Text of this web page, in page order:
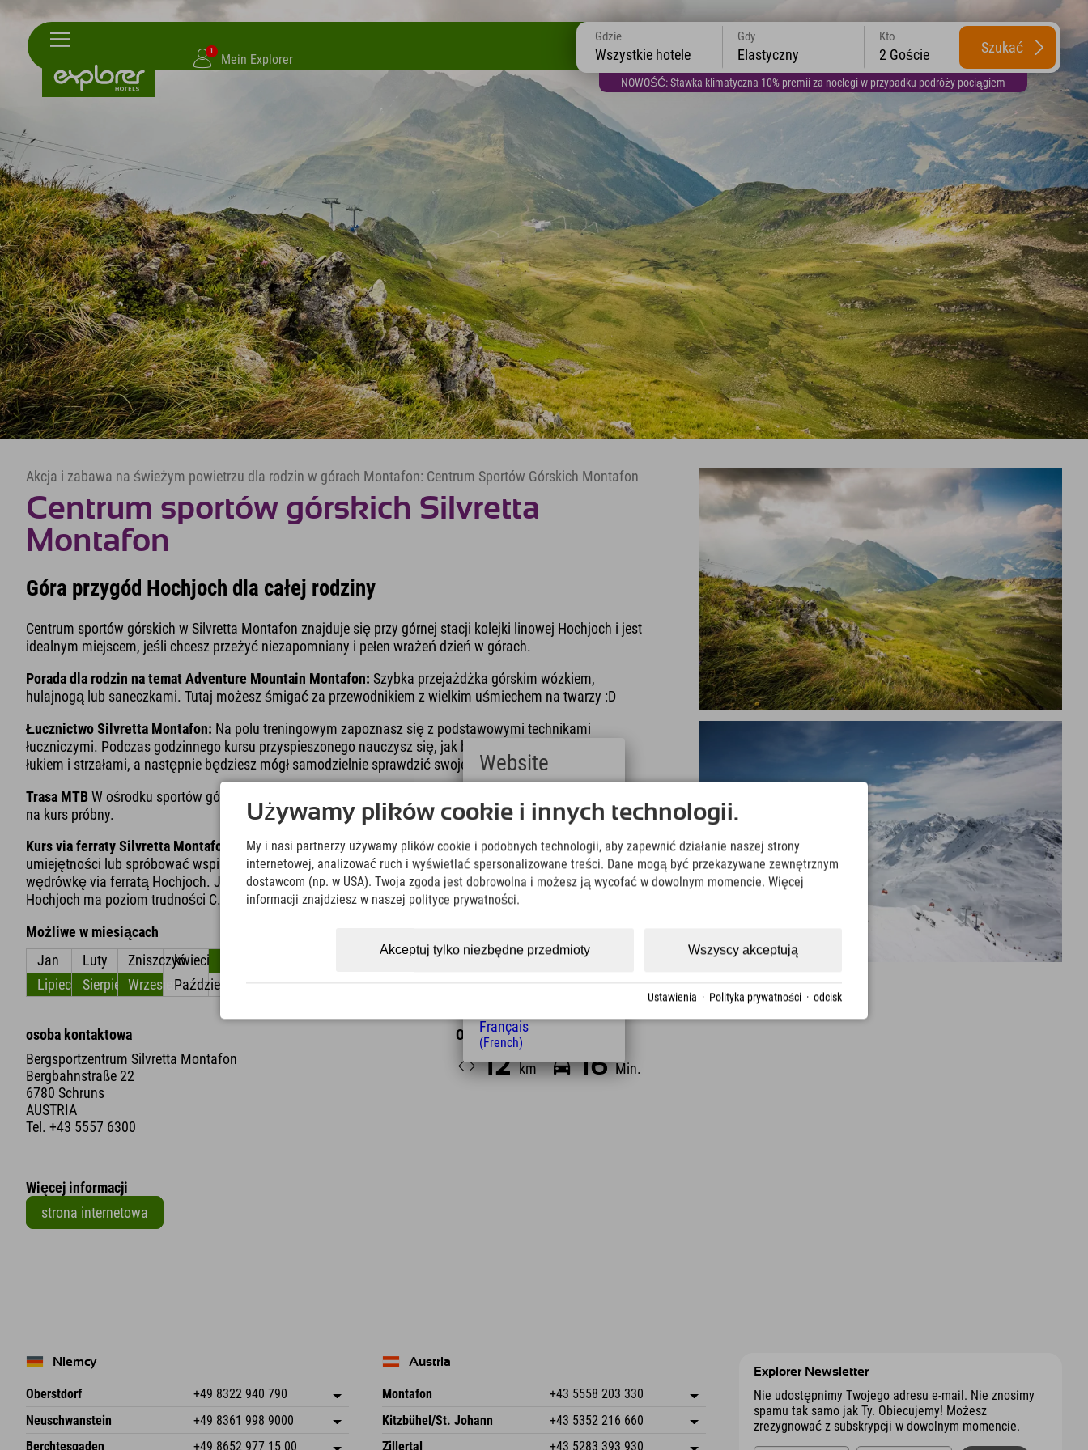
1
Mein Explorer
NOWOŚĆ: Stawka klimatyczna 10% premii za noclegi w przypadku podróży pociągiem
Gdzie
Wszystkie hotele
Gdy
Elastyczny
Kto
2 Goście Szukać
Akcja i zabawa na świeżym powietrzu dla rodzin w górach Montafon: Centrum Sportów Górskich Montafon
Centrum sportów górskich Silvretta
Montafon
Góra przygód Hochjoch dla całej rodziny
Centrum sportów górskich w Silvretta Montafon znajduje się przy górnej stacji kolejki linowej Hochjoch i jest
idealnym miejscem, jeśli chcesz przeżyć niezapomniany i pełen wrażeń dzień w górach.
Porada dla rodzin na temat Adventure Mountain Montafon: Szybka przejażdżka górskim wózkiem,
hulajnogą lub saneczkami. Tutaj możesz śmigać za przewodnikiem z wielkim uśmiechem na twarzy :D
Łucznictwo Silvretta Montafon: Na polu treningowym zapoznasz się z podstawowymi technikami
łuczniczymi. Podczas godzinnego kursu przyspieszonego nauczysz się, jak bezpiecznie posługiwać się
łukiem i strzałami, a następnie będziesz mógł samodzielnie sprawdzić swoje umiejętności!
Trasa MTBW ośrodku sportów górskich możesz samodzielnie zapoznać się z trasami MTB lub zapisać się
na kurs próbny.
Kurs via ferraty Silvretta Montafon
: Na jeziorze Kälbersee możesz ćwiczyć via ferratę i doskonalić swoje
umiejętności lub spróbować wspinaczki. A jeśli jesteś gotowy na nowe wyzwanie, możesz kontynuować
wędrówkę via ferratą Hochjoch. Jednakże, aby to zrobić, potrzebne jest doświadczenie, ponieważ via ferrata
Hochjoch ma poziom trudności C.
Możliwe w miesiącach
Jan
Luty Zniszczyćkwiecień
Lipiec
SierpieńWrzesieńPaździernikListopad
osoba kontaktowa
Bergsportzentrum Silvretta Montafon
Bergbahnstraße 22
6780 Schruns
AUSTRIA
Tel. +43 5557 6300
Odległość od hotelu
12 km 16 Min.
Więcej informacji
strona internetowa
Niemcy
Oberstdorf +49 8322 940 790
An der Breitach 3
Niemcy
Zapisz adres
Książka
Neuschwanstein +49 8361 998 9000
An der Riese 45
Zapisz adres
Berchtesgaden +49 8652 977 15 00
Austria
Montafon +43 5558 203 330
Dorfstr. 127b
6793 Gaschurn/Montafon
Austria
Zapisz adres
Książka
Kitzbühel/St. Johann +43 5352 216 660
Speckbacherstraße 87
Zapisz adres
Zillertal +43 5283 393 930
Explorer Newsletter
Nie udostępnimy Twojego adresu e-mail. Nie znosimy
spamu tak samo jak Ty. Obiecujemy! Możesz
zrezygnować z subskrypcji w dowolnym momencie.
Używamy plików cookie i innych technologii.
My i nasi partnerzy używamy plików cookie i podobnych technologii, aby zapewnić działanie naszej strony
internetowej, analizować ruch i wyświetlać spersonalizowane treści. Dane mogą być przekazywane zewnętrznym
dostawcom (np. w USA). Twoja zgoda jest dobrowolna i możesz ją wycofać w dowolnym momencie. Więcej
informacji znajdziesz w naszej polityce prywatności.
Wszyscy akceptują
Akceptuj tylko niezbędne przedmioty
Ustawienia · Polityka prywatności · odcisk
Website
Deutsch
(German)
(English)
Italiano
(Italian)
Čeština
(Polish)
Magyar
Français
(French)